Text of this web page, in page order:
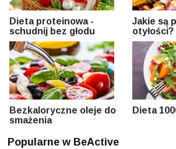
Dieta proteinowa -
schudnij bez głodu
Jakie są
otyłości?
Bezkaloryczne oleje do
smażenia
Dieta
Popularne w BeActive